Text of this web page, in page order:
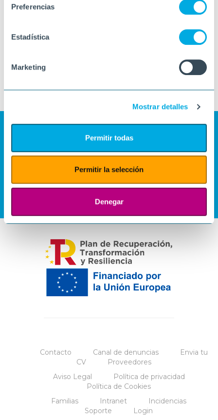
Preferencias
Estadística
Marketing
Mostrar detalles
Permitir todas
Permitir la selección
Denegar
Contacto Canal de denuncias
Envia tu
CV
Proveedores
Aviso Legal
Política de privacidad
Política de Cookies
Familias
Intranet
Incidencias
Soporte
Login